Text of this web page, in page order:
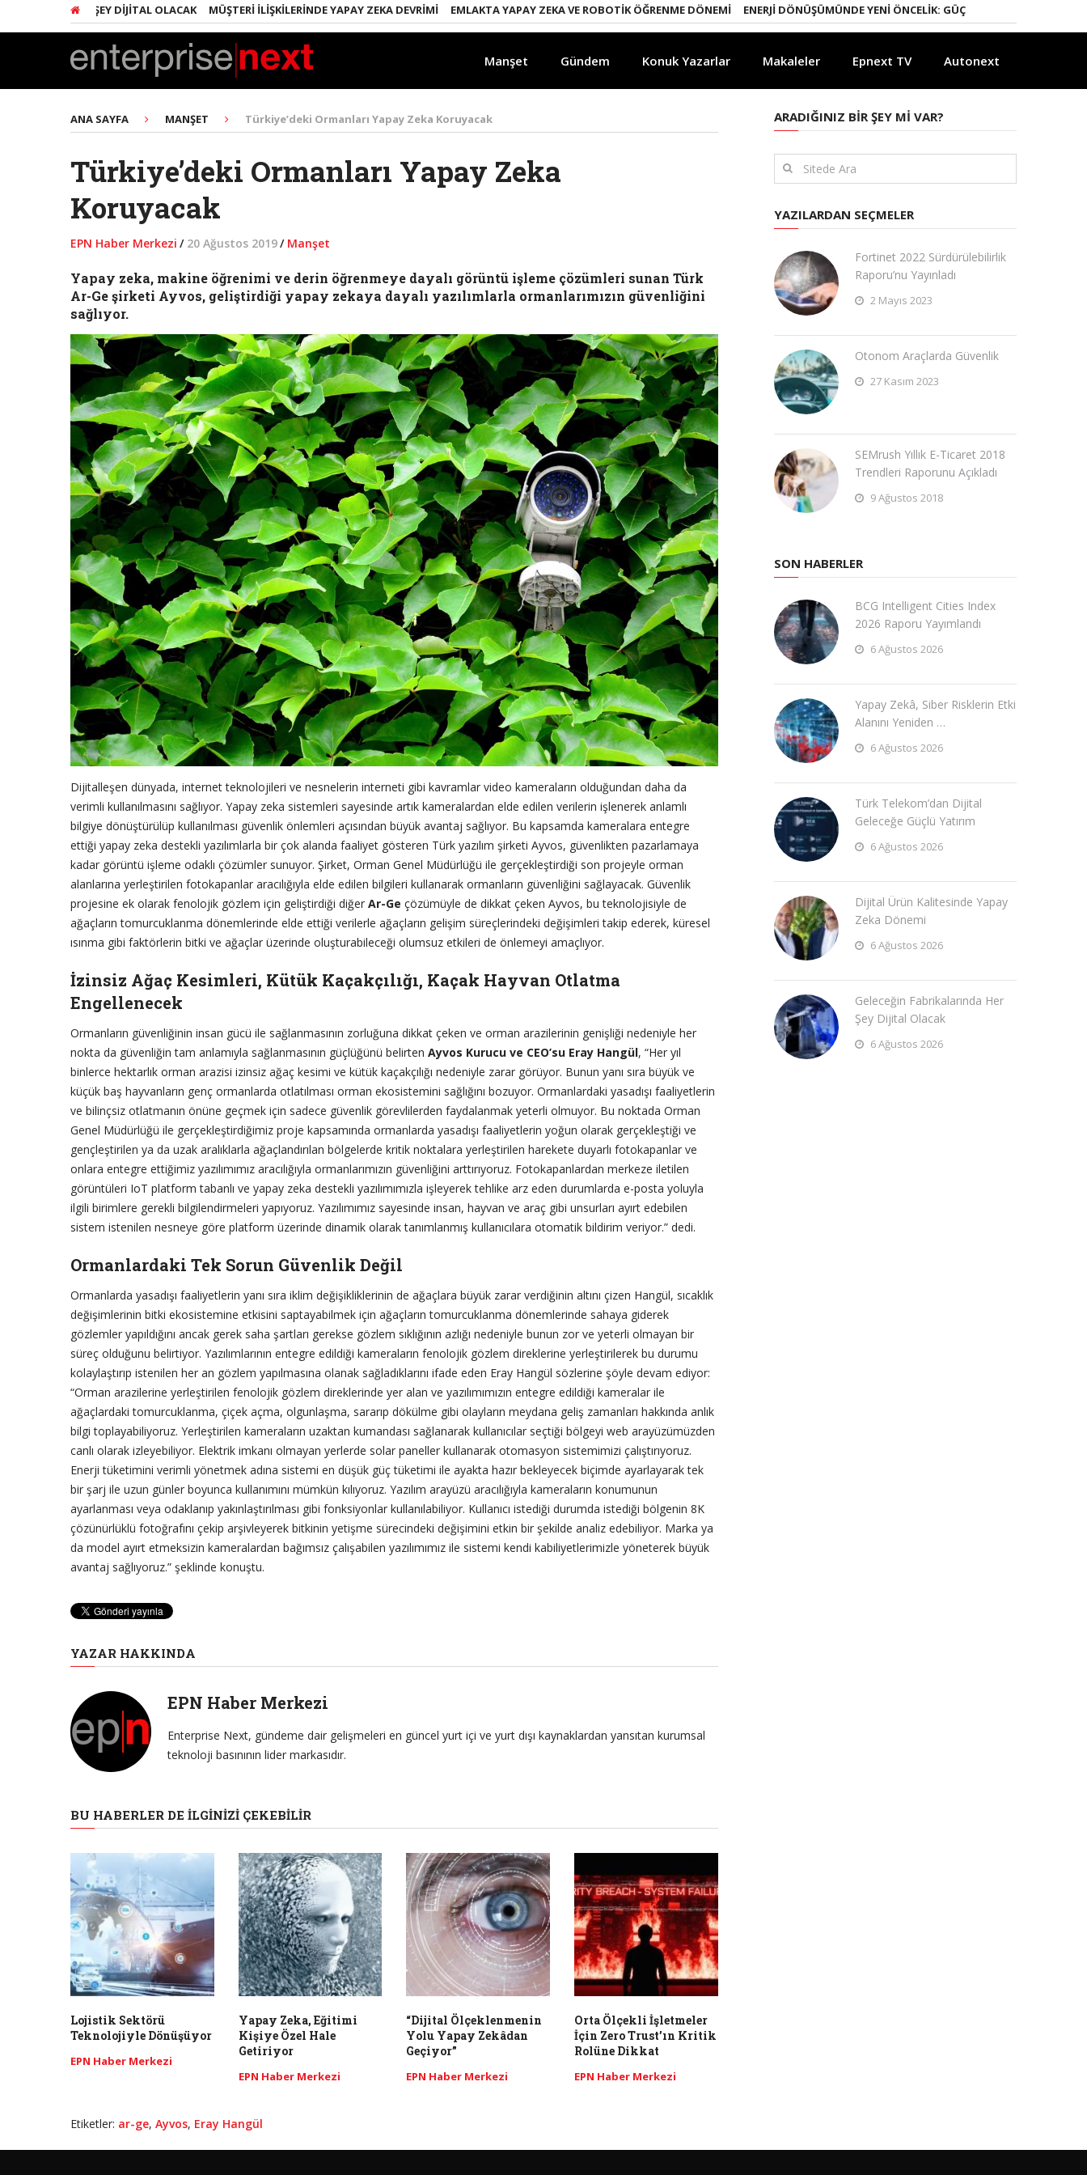
HER ŞEY DIJITAL OLACAK MÜŞTERI İLIŞKILERINDE YAPAY ZEKA DEVRIMI EMLAKTA YAPAY ZEKA VE ROBOTIK ÖĞRENME DÖNEMI ENERJI DÖNÜŞÜMÜNDE YENI ÖNCELIK: GÜÇLÜ ELEKTRIK ŞEBEKELERI
Manşet Gündem Konuk Yazarlar Makaleler Epnext TV Autonext
ANA SAYFA MANŞET Türkiye’deki Ormanları Yapay Zeka Koruyacak
Türkiye’deki Ormanları Yapay Zeka
Koruyacak
EPN Haber Merkezi / 20 Ağustos 2019/ Manşet
Yapay zeka, makine öğrenimi ve derin öğrenmeye dayalı görüntü işleme çözümleri sunan Türk
Ar-Ge şirketi Ayvos, geliştirdiği yapay zekaya dayalı yazılımlarla ormanlarımızın güvenliğini
sağlıyor.
Dijitalleşen dünyada, internet teknolojileri ve nesnelerin interneti gibi kavramlar video kameraların olduğundan daha da
verimli kullanılmasını sağlıyor. Yapay zeka sistemleri sayesinde artık kameralardan elde edilen verilerin işlenerek anlamlı
bilgiye dönüştürülüp kullanılması güvenlik önlemleri açısından büyük avantaj sağlıyor. Bu kapsamda kameralara entegre
ettiği yapay zeka destekli yazılımlarla bir çok alanda faaliyet gösteren Türk yazılım şirketi Ayvos, güvenlikten pazarlamaya
kadar görüntü işleme odaklı çözümler sunuyor. Şirket, Orman Genel Müdürlüğü ile gerçekleştirdiği son projeyle orman
alanlarına yerleştirilen fotokapanlar aracılığıyla elde edilen bilgileri kullanarak ormanların güvenliğini sağlayacak. Güvenlik
projesine ek olarak fenolojik gözlem için geliştirdiği diğer Ar-Ge çözümüyle de dikkat çeken Ayvos, bu teknolojisiyle de
ağaçların tomurcuklanma dönemlerinde elde ettiği verilerle ağaçların gelişim süreçlerindeki değişimleri takip ederek, küresel
ısınma gibi faktörlerin bitki ve ağaçlar üzerinde oluşturabileceği olumsuz etkileri de önlemeyi amaçlıyor.
İzinsiz Ağaç Kesimleri, Kütük Kaçakçılığı, Kaçak Hayvan Otlatma
Engellenecek
Ormanların güvenliğinin insan gücü ile sağlanmasının zorluğuna dikkat çeken ve orman arazilerinin genişliği nedeniyle her
nokta da güvenliğin tam anlamıyla sağlanmasının güçlüğünü belirten Ayvos Kurucu ve CEO’su Eray Hangül, “Her yıl
binlerce hektarlık orman arazisi izinsiz ağaç kesimi ve kütük kaçakçılığı nedeniyle zarar görüyor. Bunun yanı sıra büyük ve
küçük baş hayvanların genç ormanlarda otlatılması orman ekosistemini sağlığını bozuyor. Ormanlardaki yasadışı faaliyetlerin
ve bilinçsiz otlatmanın önüne geçmek için sadece güvenlik görevlilerden faydalanmak yeterli olmuyor. Bu noktada Orman
Genel Müdürlüğü ile gerçekleştirdiğimiz proje kapsamında ormanlarda yasadışı faaliyetlerin yoğun olarak gerçekleştiği ve
gençleştirilen ya da uzak aralıklarla ağaçlandırılan bölgelerde kritik noktalara yerleştirilen harekete duyarlı fotokapanlar ve
onlara entegre ettiğimiz yazılımımız aracılığıyla ormanlarımızın güvenliğini arttırıyoruz. Fotokapanlardan merkeze iletilen
görüntüleri IoT platform tabanlı ve yapay zeka destekli yazılımımızla işleyerek tehlike arz eden durumlarda e-posta yoluyla
ilgili birimlere gerekli bilgilendirmeleri yapıyoruz. Yazılımımız sayesinde insan, hayvan ve araç gibi unsurları ayırt edebilen
sistem istenilen nesneye göre platform üzerinde dinamik olarak tanımlanmış kullanıcılara otomatik bildirim veriyor.” dedi.
Ormanlardaki Tek Sorun Güvenlik Değil
Ormanlarda yasadışı faaliyetlerin yanı sıra iklim değişikliklerinin de ağaçlara büyük zarar verdiğinin altını çizen Hangül, sıcaklık
değişimlerinin bitki ekosistemine etkisini saptayabilmek için ağaçların tomurcuklanma dönemlerinde sahaya giderek
gözlemler yapıldığını ancak gerek saha şartları gerekse gözlem sıklığının azlığı nedeniyle bunun zor ve yeterli olmayan bir
süreç olduğunu belirtiyor. Yazılımlarının entegre edildiği kameraların fenolojik gözlem direklerine yerleştirilerek bu durumu
kolaylaştırıp istenilen her an gözlem yapılmasına olanak sağladıklarını ifade eden Eray Hangül sözlerine şöyle devam ediyor:
“Orman arazilerine yerleştirilen fenolojik gözlem direklerinde yer alan ve yazılımımızın entegre edildiği kameralar ile
ağaçlardaki tomurcuklanma, çiçek açma, olgunlaşma, sararıp dökülme gibi olayların meydana geliş zamanları hakkında anlık
bilgi toplayabiliyoruz. Yerleştirilen kameraların uzaktan kumandası sağlanarak kullanıcılar seçtiği bölgeyi web arayüzümüzden
canlı olarak izleyebiliyor. Elektrik imkanı olmayan yerlerde solar paneller kullanarak otomasyon sistemimizi çalıştırıyoruz.
Enerji tüketimini verimli yönetmek adına sistemi en düşük güç tüketimi ile ayakta hazır bekleyecek biçimde ayarlayarak tek
bir şarj ile uzun günler boyunca kullanımını mümkün kılıyoruz. Yazılım arayüzü aracılığıyla kameraların konumunun
ayarlanması veya odaklanıp yakınlaştırılması gibi fonksiyonlar kullanılabiliyor. Kullanıcı istediği durumda istediği bölgenin 8K
çözünürlüklü fotoğrafını çekip arşivleyerek bitkinin yetişme sürecindeki değişimini etkin bir şekilde analiz edebiliyor. Marka ya
da model ayırt etmeksizin kameralardan bağımsız çalışabilen yazılımımız ile sistemi kendi kabiliyetlerimizle yöneterek büyük
avantaj sağlıyoruz.” şeklinde konuştu.
YAZAR HAKKINDA
EPN Haber Merkezi
Enterprise Next, gündeme dair gelişmeleri en güncel yurt içi ve yurt dışı kaynaklardan yansıtan kurumsal
teknoloji basınının lider markasıdır.
BU HABERLER DE İLGINIZI ÇEKEBILIR
Lojistik Sektörü
Teknolojiyle Dönüşüyor
EPN Haber Merkezi
Yapay Zeka, Eğitimi
Kişiye Özel Hale
Getiriyor
EPN Haber Merkezi
“Dijital Ölçeklenmenin
Yolu Yapay Zekâdan
Geçiyor”
EPN Haber Merkezi
Orta Ölçekli İşletmeler
İçin Zero Trust’ın Kritik
Rolüne Dikkat
EPN Haber Merkezi
Etiketler: ar-ge, Ayvos, Eray Hangül
ARADIĞINIZ BIR ŞEY MI VAR?
YAZILARDAN SEÇMELER
Fortinet 2022 Sürdürülebilirlik
Raporu’nu Yayınladı
2 Mayıs 2023
Otonom Araçlarda Güvenlik
27 Kasım 2023
SEMrush Yıllık E-Ticaret 2018
Trendleri Raporunu Açıkladı
9 Ağustos 2018
SON HABERLER
BCG Intelligent Cities Index
2026 Raporu Yayımlandı
6 Ağustos 2026
Yapay Zekâ, Siber Risklerin Etki
Alanını Yeniden …
6 Ağustos 2026
Türk Telekom’dan Dijital
Geleceğe Güçlü Yatırım
6 Ağustos 2026
Dijital Ürün Kalitesinde Yapay
Zeka Dönemi
6 Ağustos 2026
Geleceğin Fabrikalarında Her
Şey Dijital Olacak
6 Ağustos 2026